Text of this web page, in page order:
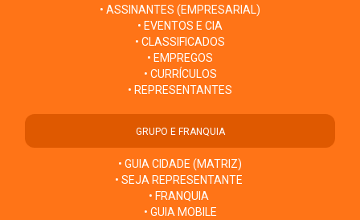
• ASSINANTES (EMPRESARIAL)
• EVENTOS E CIA
• CLASSIFICADOS
• EMPREGOS
• CURRÍCULOS
• REPRESENTANTES
GRUPO E FRANQUIA
• GUIA CIDADE (MATRIZ)
• SEJA REPRESENTANTE
• FRANQUIA
• GUIA MOBILE